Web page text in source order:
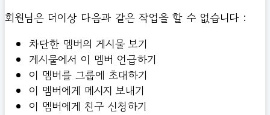
회원님은 더이상 다음과 같은 작업을 할 수 없습니다 :
차단한 멤버의 게시물 보기
게시물에서 이 멤버 언급하기
이 멤버를 그룹에 초대하기
이 멤버에게 메시지 보내기
이 멤버에게 친구 신청하기